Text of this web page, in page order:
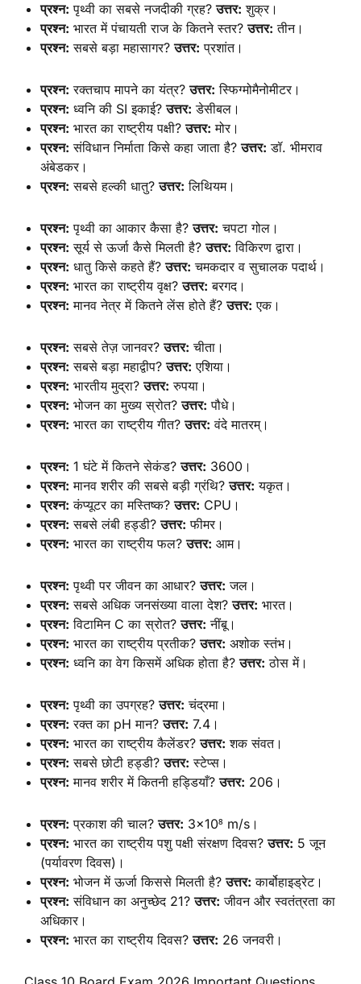
प्रश्न: पृथ्वी का सबसे नजदीकी ग्रह?उत्तर: शुक्र।
प्रश्न: भारत में पंचायती राज के कितने स्तर?उत्तर: तीन।
प्रश्न: सबसे बड़ा महासागर?उत्तर: प्रशांत।
प्रश्न: रक्तचाप मापने का यंत्र?उत्तर: स्फिग्मोमैनोमीटर।
प्रश्न: ध्वनि की SI इकाई?उत्तर: डेसीबल।
प्रश्न: भारत का राष्ट्रीय पक्षी?उत्तर: मोर।
प्रश्न: संविधान निर्माता किसे कहा जाता है?उत्तर: डॉ. भीमराव
अंबेडकर।
प्रश्न: सबसे हल्की धातु?उत्तर: लिथियम।
प्रश्न: पृथ्वी का आकार कैसा है?उत्तर: चपटा गोल।
प्रश्न: सूर्य से ऊर्जा कैसे मिलती है?उत्तर: विकिरण द्वारा।
प्रश्न: धातु किसे कहते हैं?उत्तर: चमकदार व सुचालक पदार्थ।
प्रश्न: भारत का राष्ट्रीय वृक्ष?उत्तर: बरगद।
प्रश्न: मानव नेत्र में कितने लेंस होते हैं?उत्तर: एक।
प्रश्न: सबसे तेज़ जानवर?उत्तर: चीता।
प्रश्न: सबसे बड़ा महाद्वीप?उत्तर: एशिया।
प्रश्न: भारतीय मुद्रा?उत्तर: रुपया।
प्रश्न: भोजन का मुख्य स्रोत?उत्तर: पौधे।
प्रश्न: भारत का राष्ट्रीय गीत?उत्तर: वंदे मातरम्।
प्रश्न: 1 घंटे में कितने सेकंड?उत्तर: 3600।
प्रश्न: मानव शरीर की सबसे बड़ी ग्रंथि?उत्तर: यकृत।
प्रश्न: कंप्यूटर का मस्तिष्क?उत्तर: CPU।
प्रश्न: सबसे लंबी हड्डी?उत्तर: फीमर।
प्रश्न: भारत का राष्ट्रीय फल?उत्तर: आम।
प्रश्न: पृथ्वी पर जीवन का आधार?उत्तर: जल।
प्रश्न: सबसे अधिक जनसंख्या वाला देश?उत्तर: भारत।
प्रश्न: विटामिन C का स्रोत?उत्तर: नींबू।
प्रश्न: भारत का राष्ट्रीय प्रतीक?उत्तर: अशोक स्तंभ।
प्रश्न: ध्वनि का वेग किसमें अधिक होता है?उत्तर: ठोस में।
प्रश्न: पृथ्वी का उपग्रह?उत्तर: चंद्रमा।
प्रश्न: रक्त का pH मान?उत्तर: 7.4।
प्रश्न: भारत का राष्ट्रीय कैलेंडर?उत्तर: शक संवत।
प्रश्न: सबसे छोटी हड्डी?उत्तर: स्टेप्स।
प्रश्न: मानव शरीर में कितनी हड्डियाँ?उत्तर: 206।
प्रश्न: प्रकाश की चाल?उत्तर: 3×10⁸ m/s।
प्रश्न: भारत का राष्ट्रीय पशु पक्षी संरक्षण दिवस?उत्तर: 5 जून
(पर्यावरण दिवस)।
प्रश्न: भोजन में ऊर्जा किससे मिलती है?उत्तर: कार्बोहाइड्रेट।
प्रश्न: संविधान का अनुच्छेद 21?उत्तर: जीवन और स्वतंत्रता का
अधिकार।
प्रश्न: भारत का राष्ट्रीय दिवस?उत्तर: 26 जनवरी।